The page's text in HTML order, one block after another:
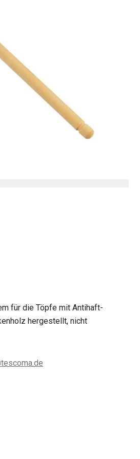
für die Töpfe mit Antihaft-
hergestellt, nicht